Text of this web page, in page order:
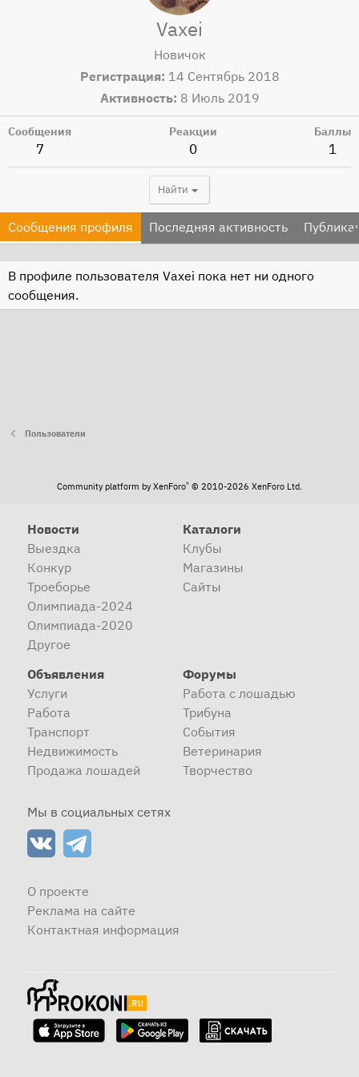
Vaxei
Новичок
Регистрация 14 Сентябрь 2018
Активность 8 Июль 2019
Сообщения
7
Реакции
0
Баллы
1
Найти
Сообщения профиля Последняя активность
В профиле пользователя Vaxei пока нет ни одного
сообщения.
Пользователи
Community platform by XenForo® © 2010-2026 XenForo Ltd.
Новости
Выездка
Конкур
Троеборье
Олимпиада-2024
Олимпиада-2020
Другое
Каталоги
Клубы
Магазины
Сайты
Объявления
Услуги
Работа
Транспорт
Недвижимость
Продажа лошадей
Форумы
Работа с лошадью
Трибуна
События
Ветеринария
Творчество
Мы в социальных сетях
О проекте
Реклама на сайте
Контактная информация